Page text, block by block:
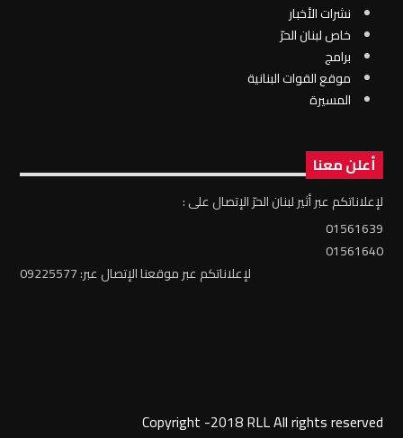
نشرات الأخبار
خاص لبنان الحرّ
برامج
موقع القوات البنانية
المسيرة
أعلن معنا
لإعلاناتكم عبر أثير لبنان الحرّ الإتصال على :
01561639
01561640
لإعلاناتكم عبر موقعنا الإتصال عبر: 09225577
Copyright -2018 RLL All rights reserved